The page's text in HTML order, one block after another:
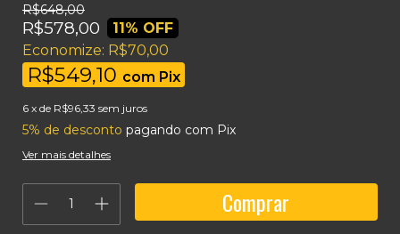
R$648,00
R$578,00 11% OFF
Economize: R$70,00
R$549,10 com Pix
6 x de R$96,33 sem juros
5% de desconto pagando com Pix
Ver mais detalhes